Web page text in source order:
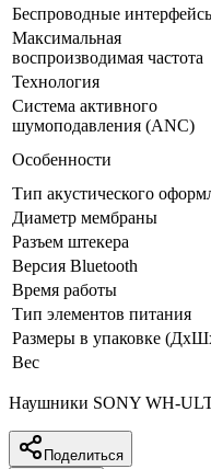
Беспроводные
Максимальная
воспроизводимая частота
Технология
Система активного
шумоподавления (ANC)
Особенности
Тип акустического
Диаметр мембраны
Разъем штекера
Версия Bluetooth
Время работы
Тип элементов питания
Размеры в упаковке
Вес
Наушники SONY WH-
Поделиться